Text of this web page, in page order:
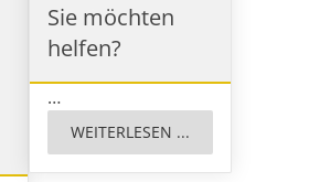
Sie möchten
helfen?
…
WEITERLESEN ...